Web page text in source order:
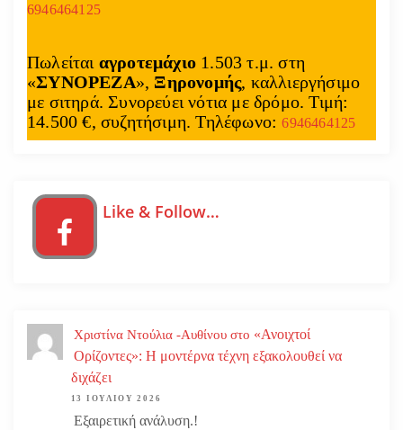
6946464125
Πωλείται αγροτεμάχιο 1.503 τ.μ. στη
«ΣΥΝΟΡΕΖΑ», Ξηρονομής, καλλιεργήσιμο
με σιτηρά. Συνορεύει νότια με δρόμο. Τιμή:
14.500 €, συζητήσιμη. Τηλέφωνο:6946464125
Like & Follow…
Χριστίνα Ντούλια -Αυθίνου στο «Ανοιχτοί
Ορίζοντες»: Η μοντέρνα τέχνη εξακολουθεί να
διχάζει
13 ΙΟΥΛΊΟΥ 2026
Εξαιρετική ανάλυση.!